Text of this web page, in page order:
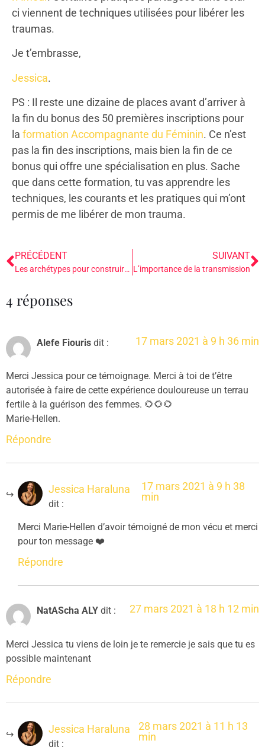
ci viennent de techniques utilisées pour libérer les
traumas.
Je t’embrasse,
Jessica.
PS : Il reste une dizaine de places avant d’arriver à
la fin du bonus des 50 premières inscriptions pour
la formation Accompagnante du Féminin. Ce n’est
pas la fin des inscriptions, mais bien la fin de ce
bonus qui offre une spécialisation en plus. Sache
que dans cette formation, tu vas apprendre les
techniques, les courants et les pratiques qui m’ont
permis de me libérer de mon trauma.
PRÉCÉDENT
Les archétypes pour construire son identité
SUIVANT
L’importance de la transmission
4 réponses
Alefe Fiouris dit : 17 mars 2021 à 9 h 36 min
Merci Jessica pour ce témoignage. Merci à toi de t’être
autorisée à faire de cette expérience douloureuse un terrau
fertile à la guérison des femmes. 🌻🌻🌻
Marie-Hellen.
Répondre
Jessica Haraluna
dit :
17 mars 2021 à 9 h 38
min
Merci Marie-Hellen d’avoir témoigné de mon vécu et merci
pour ton message ❤️
Répondre
NatAScha ALY dit : 27 mars 2021 à 18 h 12 min
Merci Jessica tu viens de loin je te remercie je sais que tu es
possible maintenant
Répondre
Jessica Haraluna
dit :
28 mars 2021 à 11 h 13
min